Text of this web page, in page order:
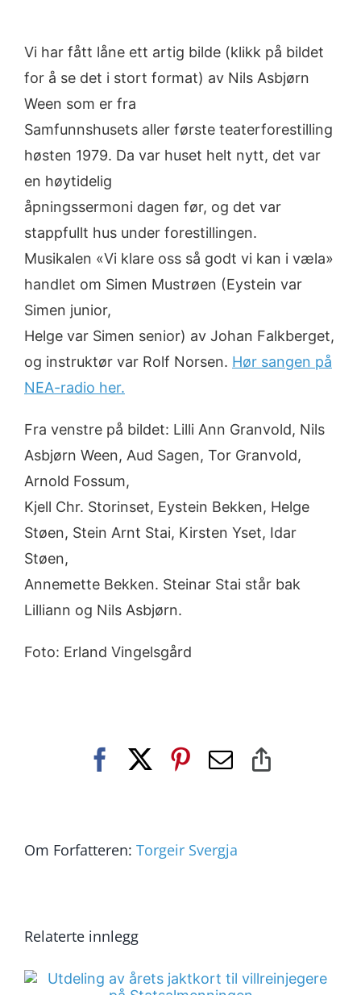
Vi har fått låne ett artig bilde (klikk på bildet
for å se det i stort format) av Nils Asbjørn
Ween som er fra
Samfunnshusets aller første teaterforestilling
høsten 1979. Da var huset helt nytt, det var
en høytidelig
åpningssermoni dagen før, og det var
stappfullt hus under forestillingen.
Musikalen «Vi klare oss så godt vi kan i væla»
handlet om Simen Mustrøen (Eystein var
Simen junior,
Helge var Simen senior) av Johan Falkberget,
og instruktør var Rolf Norsen. Hør sangen på
NEA-radio her.
Fra venstre på bildet: Lilli Ann Granvold, Nils
Asbjørn Ween, Aud Sagen, Tor Granvold,
Arnold Fossum,
Kjell Chr. Storinset, Eystein Bekken, Helge
Støen, Stein Arnt Stai, Kirsten Yset, Idar
Støen,
Annemette Bekken. Steinar Stai står bak
Lilliann og Nils Asbjørn.
Foto: Erland Vingelsgård
Facebook Pinterest
E-
Om Forfatteren: Torgeir Svergja
Relaterte innlegg